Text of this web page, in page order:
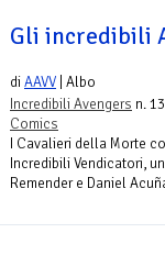
Gli incredibili
diAAVV | Albo
Incredibili Avengers n.
Comics
I Cavalieri della Morte
Incredibili Vendicatori,
Remender e Daniel